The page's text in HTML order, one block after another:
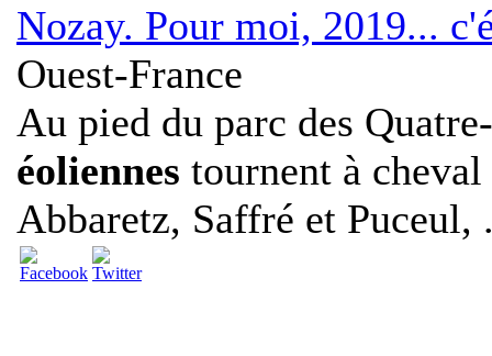
Nozay. Pour moi, 2019...
Ouest-France
Au pied du parc des
éoliennes tournent à
Abbaretz, Saffré et Puceul,